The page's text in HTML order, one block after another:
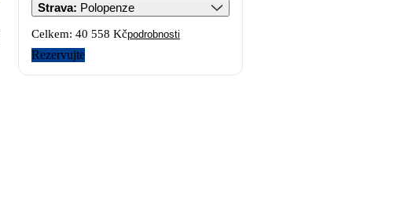
Strava: Polopenze
Celkem: 40 558 Kčpodrobnosti
Rezervujte